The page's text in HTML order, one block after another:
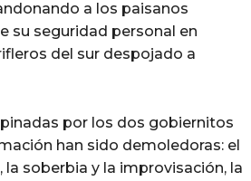
a los paisanos
su seguridad personal en
del sur despojado a
por los dos gobiernitos
han sido demoledoras: el
la soberbia y la improvisación, la